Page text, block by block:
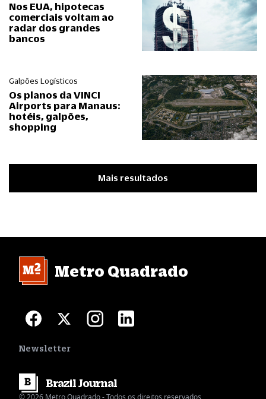
Nos EUA, hipotecas
comerciais voltam ao
radar dos grandes
bancos
Galpões Logísticos
Os planos da VINCI
Airports para Manaus:
hotéis, galpões,
shopping
Mais resultados
Metro Quadrado
Newsletter
© 2026 Metro Quadrado - Todos os direitos reservados
BrazilJournal